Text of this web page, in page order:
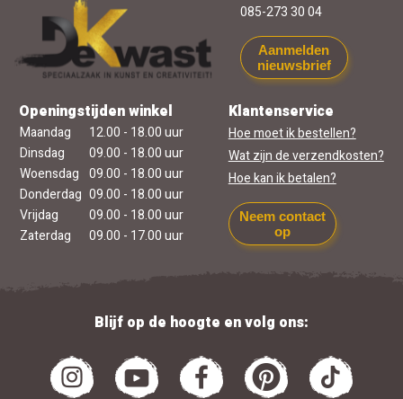
085-273 30 04
Aanmelden
nieuwsbrief
Openingstijden winkel
Maandag
12.00 - 18.00 uur
Dinsdag
09.00 - 18.00 uur
Woensdag 09.00 - 18.00 uur
Donderdag 09.00 - 18.00 uur
Vrijdag
09.00 - 18.00 uur
Zaterdag
09.00 - 17.00 uur
Klantenservice
Hoe moet ik bestellen?
Wat zijn de verzendkosten?
Hoe kan ik betalen?
Neem contact
op
Blijf op de hoogte en volg ons: